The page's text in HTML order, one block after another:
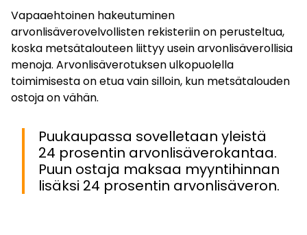
Vapaaehtoinen hakeutuminen
arvonlisäverovelvollisten rekisteriin on perusteltua,
koska metsätalouteen liittyy usein arvonlisäverollisia
menoja. Arvonlisäverotuksen ulkopuolella
toimimisesta on etua vain silloin, kun metsätalouden
ostoja on vähän.
Puukaupassa sovelletaan yleistä
24 prosentin arvonlisäverokantaa.
Puun ostaja maksaa myyntihinnan
lisäksi 24 prosentin arvonlisäveron.